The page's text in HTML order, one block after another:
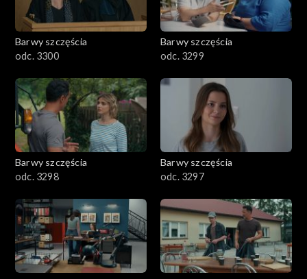
3101-3200
3001-3100
2901-3000
2801–2900
2701–2800
2501–2600
2401–2500
Barwy szczęścia
odc. 3300
Barwy szczęścia
odc. 3299
Barwy szczęścia
odc. 3298
Barwy szczęścia
odc. 3297